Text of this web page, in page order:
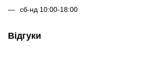
сб-нд 10:00-18:00
Відгуки